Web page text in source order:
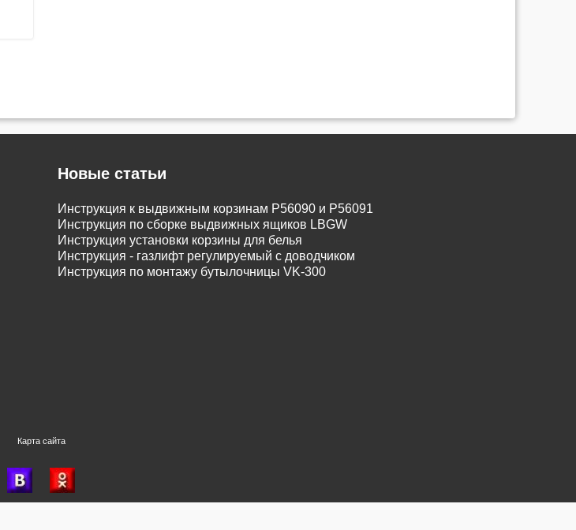
Новые статьи
Инструкция к выдвижным корзинам P56090 и P56091
Инструкция по сборке выдвижных ящиков LBGW
Инструкция установки корзины для белья
Инструкция - газлифт регулируемый с доводчиком
Инструкция по монтажу бутылочницы VK-300
Карта сайта